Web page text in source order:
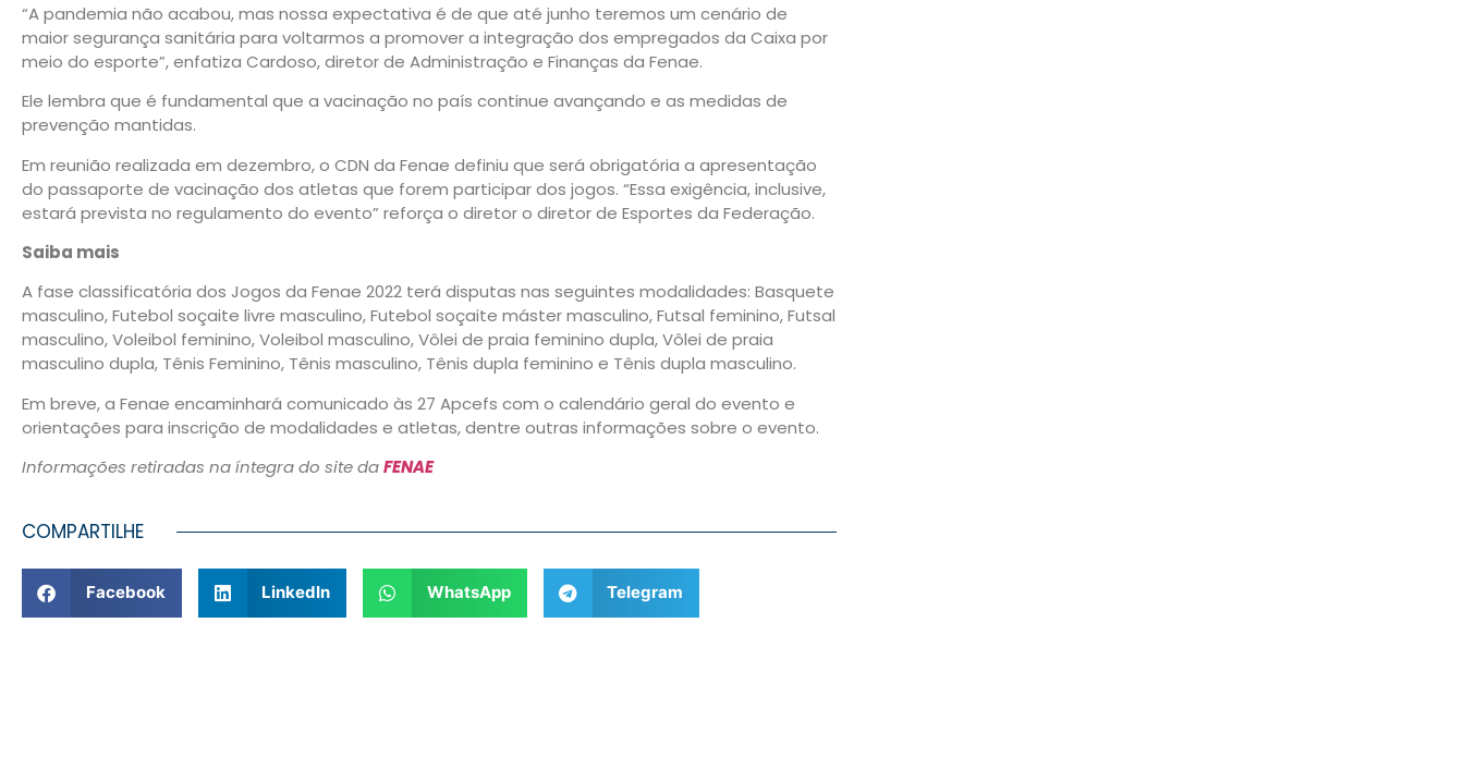
“A pandemia não acabou, mas nossa expectativa é de que até junho teremos um cenário de
maior segurança sanitária para voltarmos a promover a integração dos empregados da Caixa por
meio do esporte”, enfatiza Cardoso, diretor de Administração e Finanças da Fenae.
Ele lembra que é fundamental que a vacinação no país continue avançando e as medidas de
prevenção mantidas.
Em reunião realizada em dezembro, o CDN da Fenae definiu que será obrigatória a apresentação
do passaporte de vacinação dos atletas que forem participar dos jogos. “Essa exigência, inclusive,
estará prevista no regulamento do evento” reforça o diretor o diretor de Esportes da Federação.
Saiba mais
A fase classificatória dos Jogos da Fenae 2022 terá disputas nas seguintes modalidades: Basquete
masculino, Futebol soçaite livre masculino, Futebol soçaite máster masculino, Futsal feminino, Futsal
masculino, Voleibol feminino, Voleibol masculino, Vôlei de praia feminino dupla, Vôlei de praia
masculino dupla, Tênis Feminino, Tênis masculino, Tênis dupla feminino e Tênis dupla masculino.
Em breve, a Fenae encaminhará comunicado às 27 Apcefs com o calendário geral do evento e
orientações para inscrição de modalidades e atletas, dentre outras informações sobre o evento.
Informações retiradas na íntegra do site daFENAE
COMPARTILHE
Facebook LinkedIn WhatsApp Telegram